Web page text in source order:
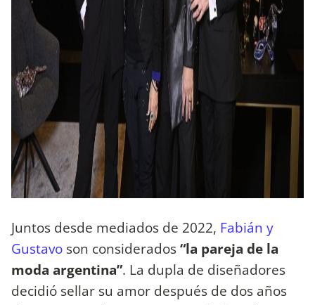
Juntos desde mediados de 2022, Fabián y
Gustavo son considerados“la pareja de la
moda argentina”. La dupla de diseñadores
decidió sellar su amor después de dos años